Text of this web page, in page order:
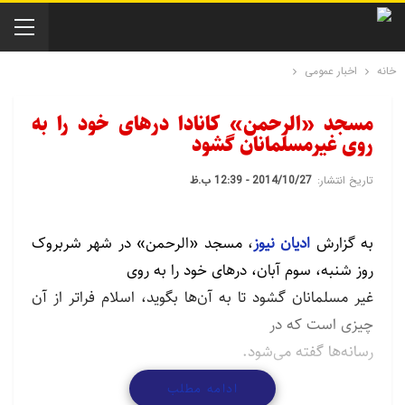
خانه اخبار عمومی
مسجد «الرحمن» کانادا درهای خود را به
روی غیرمسلمانان گشود
تاریخ انتشار: 2014/10/27 - 12:39 ب.ظ
به گزارش ادیان نیوز، مسجد «الرحمن» در شهر شربروک
روز شنبه، سوم آبان، درهای خود را به روی
غیر مسلمانان گشود تا به آن‌ها بگوید، اسلام فراتر از آن
چیزی است که در
رسانه‌ها گفته می‌شود.
ادامه مطلب